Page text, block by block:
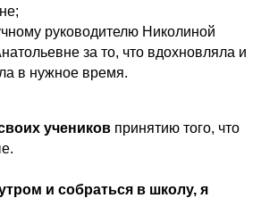
руководителю Николиной
за то, что вдохновляла и
в нужное время.
учеников принятию того, что
и собраться в школу, я